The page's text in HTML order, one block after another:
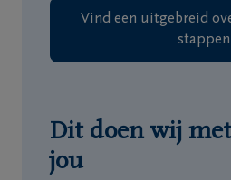
Vind een uitgebreid
stappen
Dit doen wij
jou